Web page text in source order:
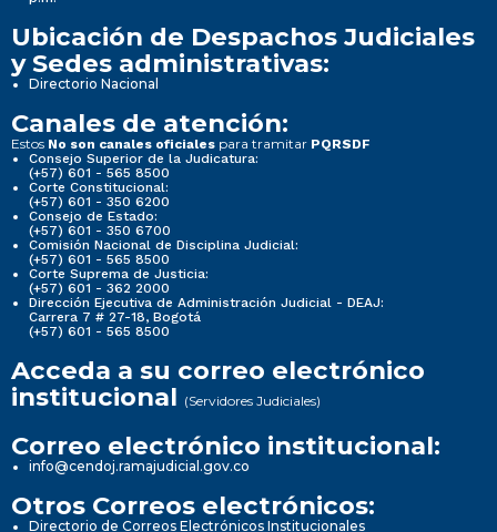
Ubicación de Despachos Judiciales
y Sedes administrativas:
Directorio Nacional
Canales de atención:
Estos No son canales oficiales para tramitar PQRSDF
Consejo Superior de la Judicatura:
(+57) 601 - 565 8500
Corte Constitucional:
(+57) 601 - 350 6200
Consejo de Estado:
(+57) 601 - 350 6700
Comisión Nacional de Disciplina Judicial:
(+57) 601 - 565 8500
Corte Suprema de Justicia:
(+57) 601 - 362 2000
Dirección Ejecutiva de Administración Judicial - DEAJ:
Carrera 7 # 27-18, Bogotá
(+57) 601 - 565 8500
Acceda a su correo electrónico
institucional (Servidores Judiciales)
Correo electrónico institucional:
info@cendoj.ramajudicial.gov.co
Otros Correos electrónicos:
Directorio de Correos Electrónicos Institucionales